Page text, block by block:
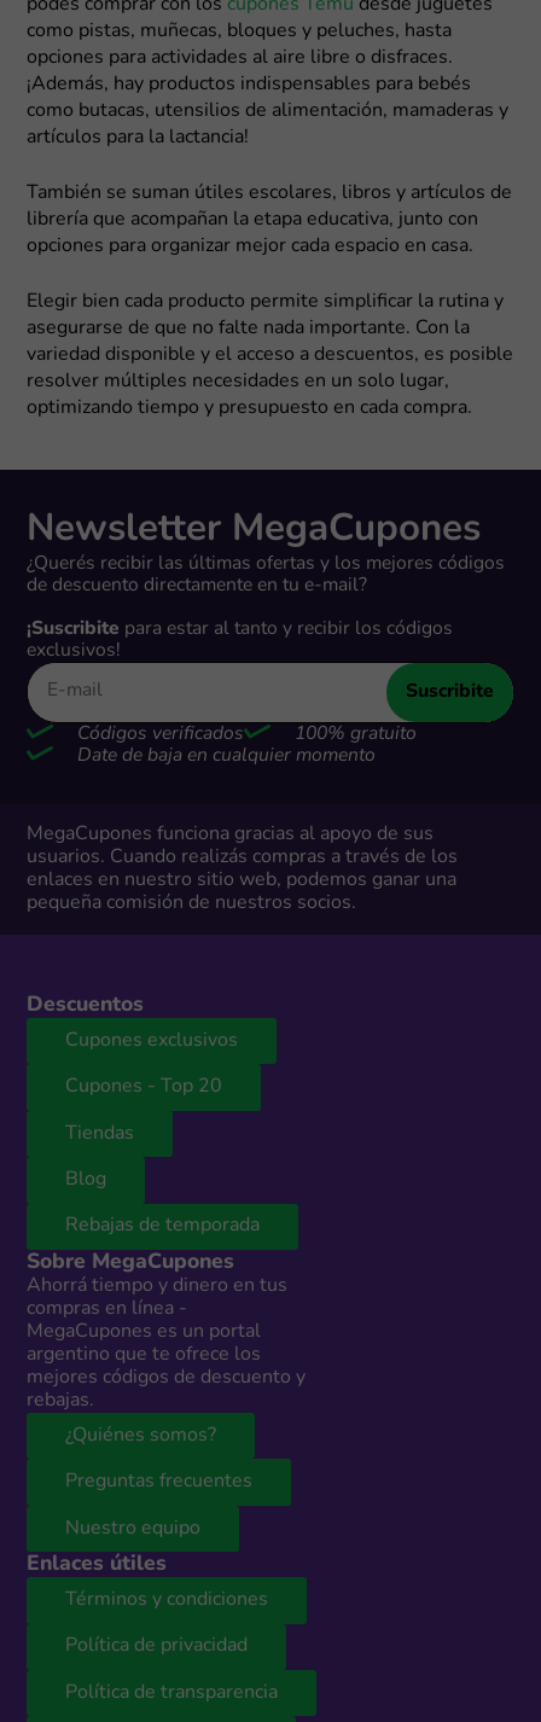
podés comprar con los cupones Temu desde juguetes
como pistas, muñecas, bloques y peluches, hasta
opciones para actividades al aire libre o disfraces.
¡Además, hay productos indispensables para bebés
como butacas, utensilios de alimentación, mamaderas y
artículos para la lactancia!
También se suman útiles escolares, libros y artículos de
librería que acompañan la etapa educativa, junto con
opciones para organizar mejor cada espacio en casa.
Elegir bien cada producto permite simplificar la rutina y
asegurarse de que no falte nada importante. Con la
variedad disponible y el acceso a descuentos, es posible
resolver múltiples necesidades en un solo lugar,
optimizando tiempo y presupuesto en cada compra.
Newsletter MegaCupones
¿Querés recibir las últimas ofertas y los mejores códigos
de descuento directamente en tu e-mail?
¡Suscribite para estar al tanto y recibir los códigos
exclusivos!
Suscribite
Códigos verificados
100% gratuito
Date de baja en cualquier momento
MegaCupones funciona gracias al apoyo de sus
usuarios. Cuando realizás compras a través de los
enlaces en nuestro sitio web, podemos ganar una
pequeña comisión de nuestros socios.
Descuentos
Cupones exclusivos
Cupones - Top 20
Tiendas
Blog
Rebajas de temporada
Sobre MegaCupones
Ahorrá tiempo y dinero en tus
compras en línea -
MegaCupones es un portal
argentino que te ofrece los
mejores códigos de descuento y
rebajas.
¿Quiénes somos?
Preguntas frecuentes
Nuestro equipo
Enlaces útiles
Términos y condiciones
Política de privacidad
Política de transparencia